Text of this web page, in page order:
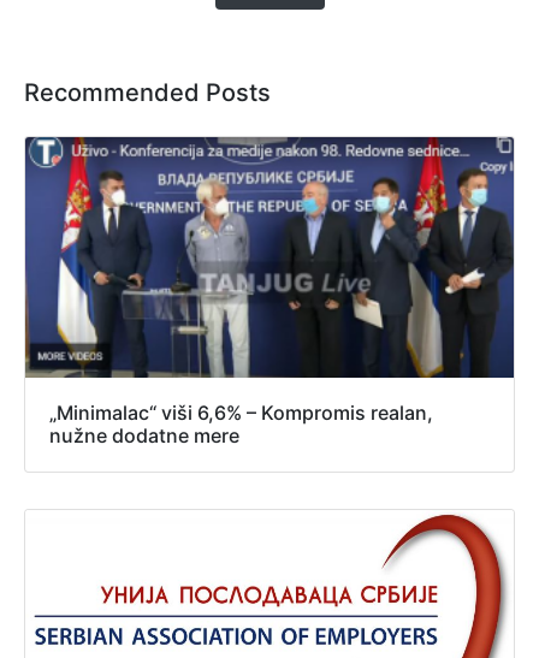
Recommended Posts
„Minimalac“ viši 6,6% – Kompromis realan,
nužne dodatne mere